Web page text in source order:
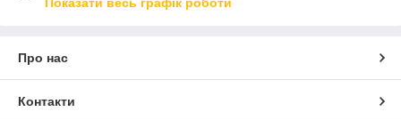
Про нас
Контакти